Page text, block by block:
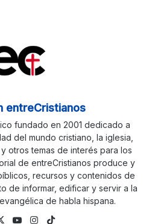
entreCristianos
fundado en 2001 dedicado a
del mundo cristiano, la iglesia,
otros temas de interés para los
de entreCristianos produce y
recursos y contenidos de
de informar, edificar y servir a la
de habla hispana.
X YouTubeInstagram